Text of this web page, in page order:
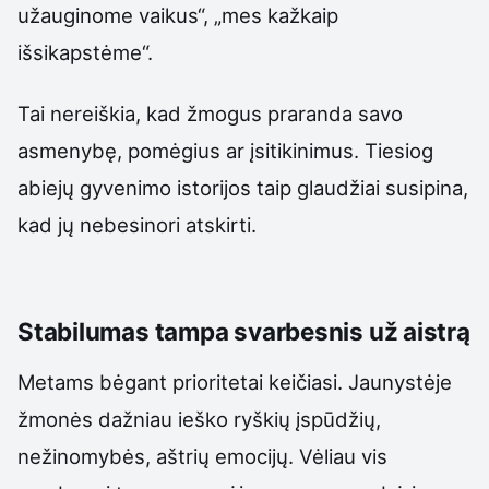
užauginome vaikus“, „mes kažkaip
išsikapstėme“.
Tai nereiškia, kad žmogus praranda savo
asmenybę, pomėgius ar įsitikinimus. Tiesiog
abiejų gyvenimo istorijos taip glaudžiai susipina,
kad jų nebesinori atskirti.
Stabilumas tampa svarbesnis už aistrą
Metams bėgant prioritetai keičiasi. Jaunystėje
žmonės dažniau ieško ryškių įspūdžių,
nežinomybės, aštrių emocijų. Vėliau vis